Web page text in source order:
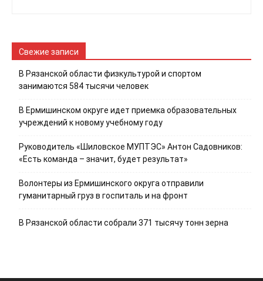
Свежие записи
В Рязанской области физкультурой и спортом
занимаются 584 тысячи человек
В Ермишинском округе идет приемка образовательных
учреждений к новому учебному году
Руководитель «Шиловское МУПТЭС» Антон Садовников:
«Есть команда – значит, будет результат»
Волонтеры из Ермишинского округа отправили
гуманитарный груз в госпиталь и на фронт
В Рязанской области собрали 371 тысячу тонн зерна